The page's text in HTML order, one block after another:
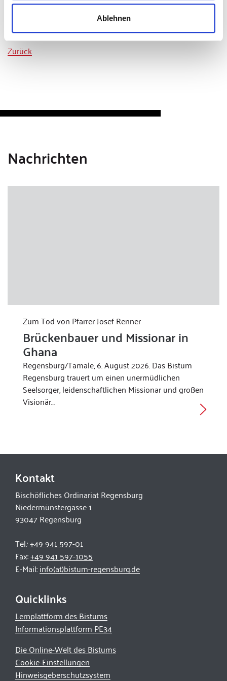
Ablehnen
Zurück
Nachrichten
Zum Tod von Pfarrer Josef Renner
Brückenbauer und Missionar in
Ghana
Regensburg/Tamale, 6. August 2026. Das Bistum
Regensburg trauert um einen unermüdlichen
Seelsorger, leidenschaftlichen Missionar und großen
Visionär…
Kontakt
Bischöfliches Ordinariat Regensburg
Niedermünstergasse 1
93047 Regensburg
Tel.:+49 941 597-01
Fax:+49 941 597-1055
E-Mail:info(at)bistum-regensburg.de
Quicklinks
Lernplattform des Bistums
Informationsplattform PE34
Die Online-Welt des Bistums
Cookie-Einstellungen
Hinweisgeberschutzsystem